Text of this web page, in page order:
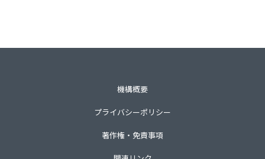
機構概要
プライバシーポリシー
著作権・免責事項